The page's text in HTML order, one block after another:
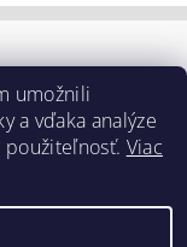
umožnili
a vďaka analýze
použiteľnosť. Viac